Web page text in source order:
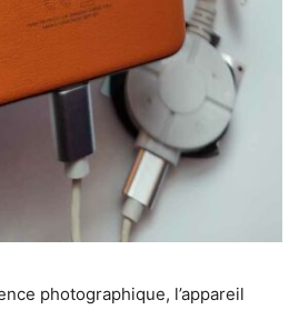
photographique, l’appareil